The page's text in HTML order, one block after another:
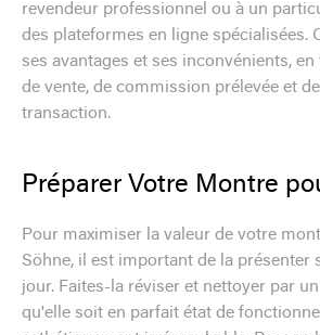
revendeur professionnel ou à un
des plateformes en ligne spécialisées.
ses avantages et ses inconvénients,
de vente, de commission prélevée et
transaction.
Préparer Votre Montre
Pour maximiser la valeur de votre
Söhne, il est important de la présenter
jour. Faites-la réviser et nettoyer par
qu'elle soit en parfait état de